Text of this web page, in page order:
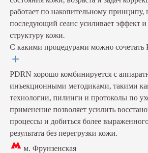
работает по накопительному
последующий сеанс усиливает эффект и
структуру кожи.
С какими процедурами можно сочетать
PDRN хорошо комбинируется с
инъекционными методиками, такими
технологии, пилинги и протоколы по
применение позволяет усилить
процессы и добиться более
результата без перегрузки кожи.
м. Фрунзенская